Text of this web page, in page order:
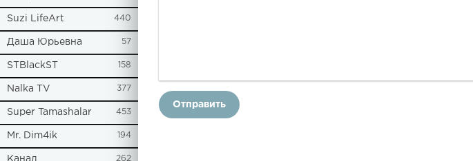
Suzi LifeArt 440
Даша Юрьевна 57
STBlackST 158
Nalka TV 377
Super Tamashalar 453
Mr. Dim4ik 194
Канал
262
Отправить